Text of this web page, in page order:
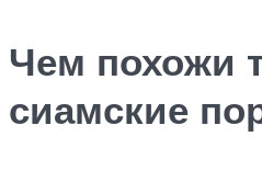
Чем похожи
сиамские